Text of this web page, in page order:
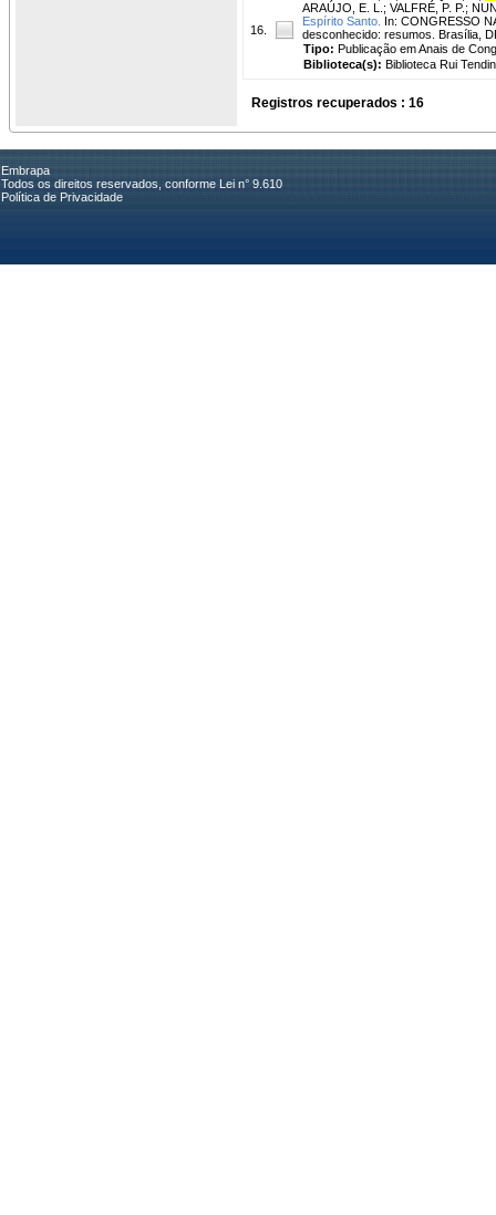
16.
ARAÚJO, E. L. ; VALFRÉ, P. P. ;
Espírito Santo. In: CONGRESSO
desconhecido: resumos. Brasília,
Tipo: Publicação em Anais de
Biblioteca(s): Biblioteca Rui
Registros recuperados : 16
Embrapa
Todos os direitos reservados, conforme Lei n° 9.610
Política de Privacidade